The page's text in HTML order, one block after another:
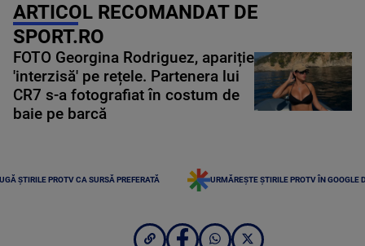
ARTICOL RECOMANDAT DE
SPORT.RO
FOTO Georgina Rodriguez, apariție
'interzisă' pe rețele. Partenera lui
CR7 s-a fotografiat în costum de
baie pe barcă
ȘTIRILE PROTV CA SURSĂ PREFERATĂ URMĂREȘTE ȘTIRILE PROTV ÎN GOOGLE